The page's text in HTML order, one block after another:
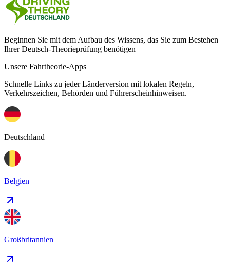
Beginnen Sie mit dem Aufbau des Wissens, das Sie zum Bestehen
Ihrer Deutsch-Theorieprüfung benötigen
Unsere Fahrtheorie-Apps
Schnelle Links zu jeder Länderversion mit lokalen Regeln,
Verkehrszeichen, Behörden und Führerscheinhinweisen.
Deutschland
Belgien
Großbritannien